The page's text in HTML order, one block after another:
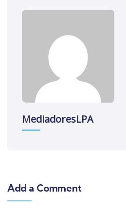
MediadoresLPA
Add a Comment